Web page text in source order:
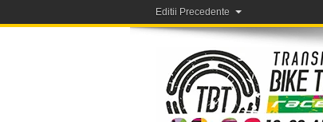
Editii Precedente